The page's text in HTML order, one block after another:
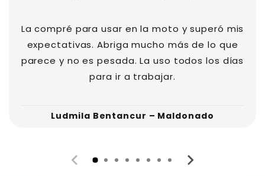
La compré para usar en la moto y superó mis
expectativas. Abriga mucho más de lo que
parece y no es pesada. La uso todos los días
para ir a trabajar.
Ludmila Bentancur – Maldonado